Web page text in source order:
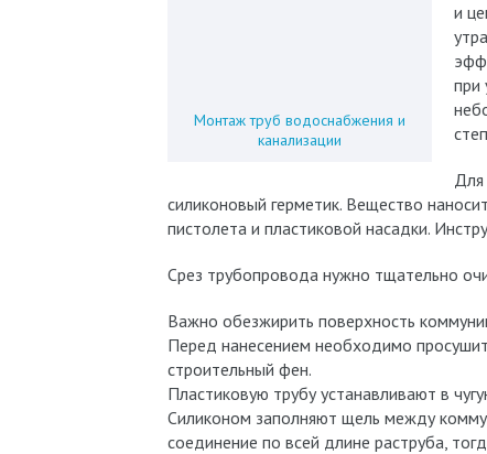
Монтаж труб водоснабжения и
канализации
и
при
Для
силиконовый герметик. Вещество
пистолета и пластиковой насадки.
Срез трубопровода нужно тщательно
Важно обезжирить поверхность
Перед нанесением необходимо
строительный фен.
Пластиковую трубу устанавливают в
Силиконом заполняют щель между
соединение по всей длине раструба,